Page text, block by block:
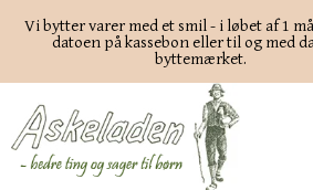
Vi bytter varer med et smil - i løbet af 1
datoen på kassebon eller til og med
byttemærket.